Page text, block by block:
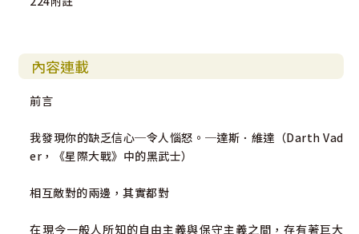
內容連載
前言
我發現你的缺乏信心─令人惱怒。─達斯．維達（Darth Vad
er，《星際大戰》中的黑武士）
相互敵對的兩邊，其實都對
在現今一般人所知的自由主義與保守主義之間，存有著巨大